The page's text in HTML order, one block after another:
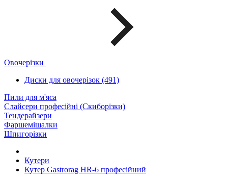
Овочерізки
Диски для овочерізок (491)
Пили для м'яса
Слайсери професійні (Скиборізки)
Тендерайзери
Фаршемішалки
Шпигорізки
Кутери
Кутер Gastrorag HR-6 професійний